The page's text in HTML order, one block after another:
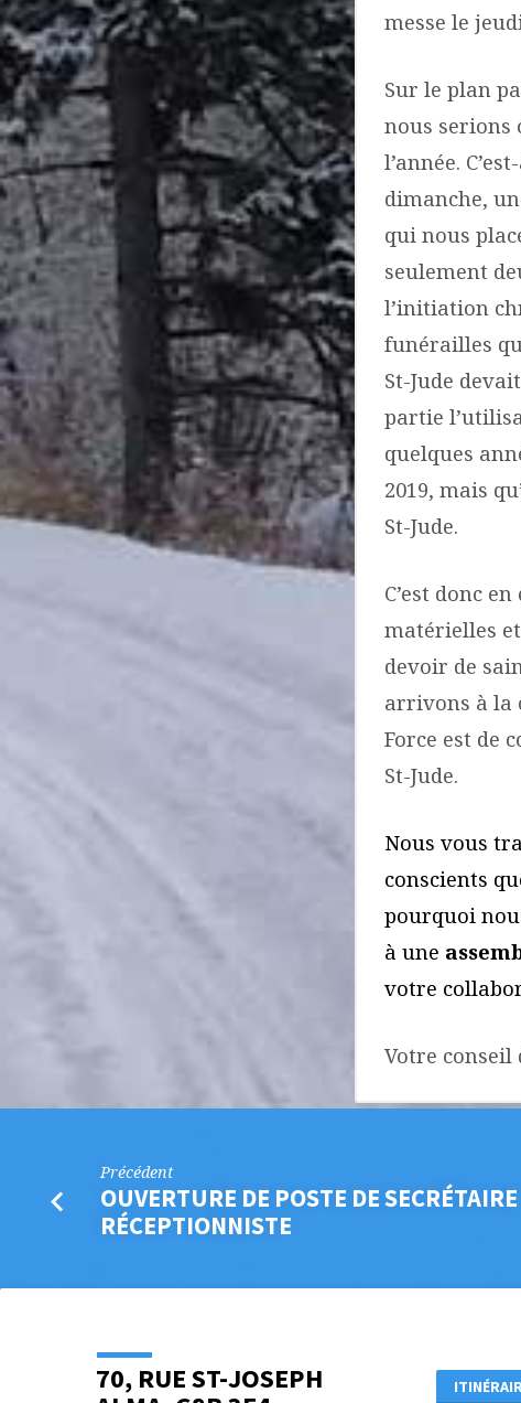
messe le
Sur le plan
nous serions
l’année.
dimanche,
qui nous
seulement
l’initiation
funérailles
St-Jude
partie
quelques
2019, mais
St-Jude.
C’est donc
matérielles
devoir de
arrivons à la
Force est de
St-Jude.
Nous vous
conscients
pourquoi
à une
votre
Votre conseil
Précédent
OUVERTURE DE POSTE DE SECRÉTAIRE
RÉCEPTIONNISTE
70, RUE ST-JOSEPH